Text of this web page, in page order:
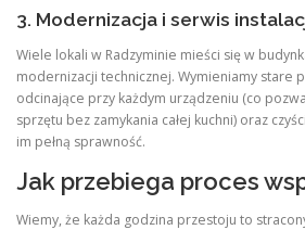
3. Modernizacja i serwis
Wiele lokali w Radzyminie mieści się w
modernizacji technicznej. Wymieniamy stare
odcinające przy każdym urządzeniu (co
sprzętu bez zamykania całej kuchni) oraz
im pełną sprawność.
Jak przebiega proces
Wiemy, że każda godzina przestoju to